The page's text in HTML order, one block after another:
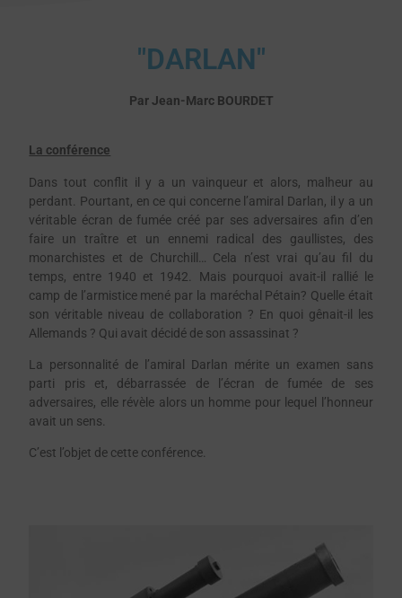
"DARLAN"
Par Jean-Marc BOURDET
La conférence
Dans tout conflit il y a un vainqueur et alors, malheur au
perdant. Pourtant, en ce qui concerne l’amiral Darlan, il y a un
véritable écran de fumée créé par ses adversaires afin d’en
faire un traître et un ennemi radical des gaullistes, des
monarchistes et de Churchill… Cela n’est vrai qu’au fil du
temps, entre 1940 et 1942. Mais pourquoi avait-il rallié le
camp de l’armistice mené par la maréchal Pétain? Quelle était
son véritable niveau de collaboration ? En quoi gênait-il les
Allemands ? Qui avait décidé de son assassinat ?
La personnalité de l’amiral Darlan mérite un examen sans
parti pris et, débarrassée de l’écran de fumée de ses
adversaires, elle révèle alors un homme pour lequel l’honneur
avait un sens.
C’est l’objet de cette conférence.